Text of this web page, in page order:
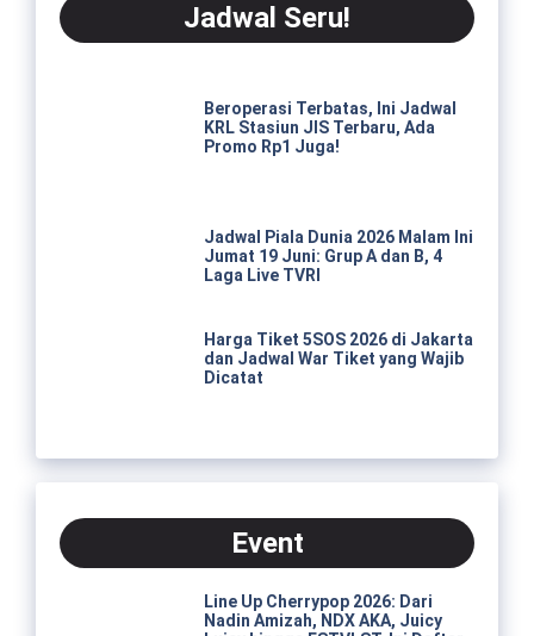
Jadwal Seru!
Beroperasi Terbatas, Ini Jadwal
KRL Stasiun JIS Terbaru, Ada
Promo Rp1 Juga!
Jadwal Piala Dunia 2026 Malam Ini
Jumat 19 Juni: Grup A dan B, 4
Laga Live TVRI
Harga Tiket 5SOS 2026 di Jakarta
dan Jadwal War Tiket yang Wajib
Dicatat
Event
Line Up Cherrypop 2026: Dari
Nadin Amizah, NDX AKA, Juicy